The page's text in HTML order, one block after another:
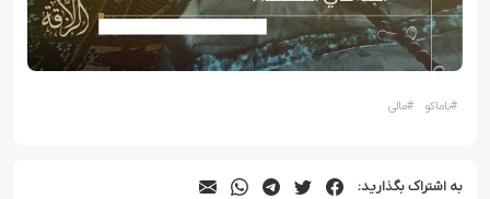
#باماكو #مالی
به اشتراک بگذارید: